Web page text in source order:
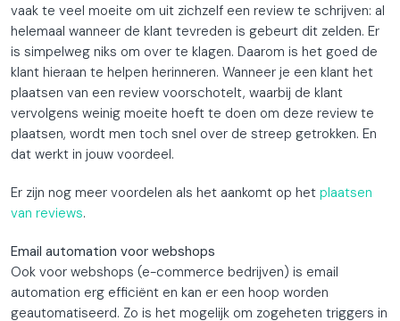
vaak te veel moeite om uit zichzelf een review te schrijven: al
helemaal wanneer de klant tevreden is gebeurt dit zelden. Er
is simpelweg niks om over te klagen. Daarom is het goed de
klant hieraan te helpen herinneren. Wanneer je een klant het
plaatsen van een review voorschotelt, waarbij de klant
vervolgens weinig moeite hoeft te doen om deze review te
plaatsen, wordt men toch snel over de streep getrokken. En
dat werkt in jouw voordeel.
Er zijn nog meer voordelen als het aankomt op het plaatsen
van reviews.
Email automation voor webshops
Ook voor webshops (e-commerce bedrijven) is email
automation erg efficiënt en kan er een hoop worden
geautomatiseerd. Zo is het mogelijk om zogeheten triggers in